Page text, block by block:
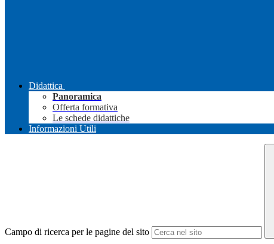
Didattica
Panoramica
Offerta formativa
Le schede didattiche
Informazioni Utili
Campo di ricerca per le pagine del sito